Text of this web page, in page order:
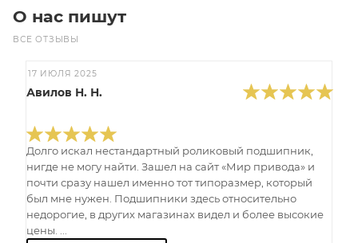
О нас пишут
ВСЕ ОТЗЫВЫ
17 ИЮЛЯ 2025
Авилов Н. Н.
Долго искал нестандартный роликовый подшипник,
нигде не могу найти. Зашел на сайт «Мир привода» и
почти сразу нашел именно тот типоразмер, который
был мне нужен. Подшипники здесь относительно
недорогие, в других магазинах видел и более высокие
цены. ...